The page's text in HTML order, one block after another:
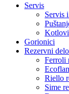
Servis
Servis
Kotlovi
Gorionici
Rezervni
Ferroli
Riello
Sime